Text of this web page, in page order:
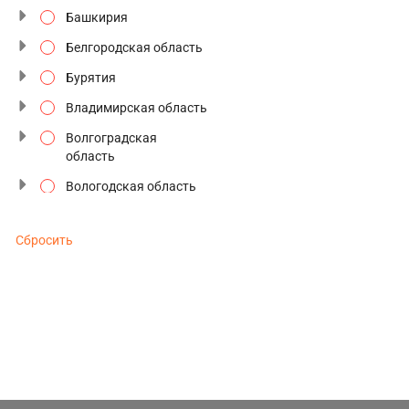
Северное сияние
Сезон цветения
Традиции и промыслы
Туры выходного дня
Башкирия
Белгородская область
Бурятия
Владимирская область
Волгоградская
область
Вологодская область
Дагестан
Ингушетия
Сбросить